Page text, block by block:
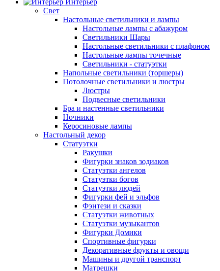
Интерьер
Свет
Настольные светильники и лампы
Настольные лампы с абажуром
Светильники Шары
Настольные светильники с плафоном
Настольные лампы точечные
Светильники - статуэтки
Напольные светильники (торшеры)
Потолочные светильники и люстры
Люстры
Подвесные светильники
Бра и настенные светильники
Ночники
Керосиновые лампы
Настольный декор
Статуэтки
Ракушки
Фигурки знаков зодиаков
Статуэтки ангелов
Статуэтки богов
Статуэтки людей
Фигурки фей и эльфов
Фэнтези и сказки
Статуэтки животных
Статуэтки музыкантов
Фигурки Домики
Спортивные фигурки
Декоративные фрукты и овощи
Машины и другой транспорт
Матрешки